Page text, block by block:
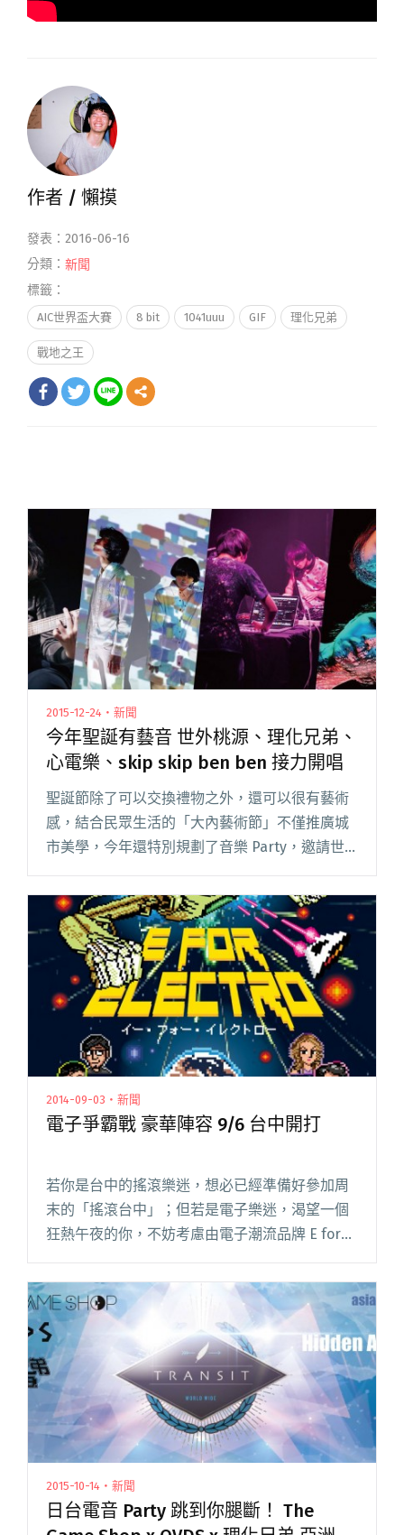
作者 / 懶摸
發表：2016-06-16
分類： 新聞
標籤：
AIC世界盃大賽 8 bit 1041uuu GIF 理化兄弟
戰地之王
2015-12-24・新聞
今年聖誕有藝音 世外桃源、理化兄弟、
心電樂、skip skip ben ben 接力開唱
聖誕節除了可以交換禮物之外，還可以很有藝術
感，結合民眾生活的「大內藝術節」不僅推廣城
市美學，今年還特別規劃了音樂 Party，邀請世
外桃源、理化兄弟、心電樂以及 skip skip ben
ben 於 12/26 本周六開唱，與大家度過一個閱讀
全文 "今年聖誕有藝音 世外桃源、理化兄弟、心
電樂、skip skip ben ben 接力開唱"
2014-09-03・新聞
電子爭霸戰 豪華陣容 9/6 台中開打
若你是台中的搖滾樂迷，想必已經準備好參加周
末的「搖滾台中」；但若是電子樂迷，渴望一個
狂熱午夜的你，不妨考慮由電子潮流品牌 E for
題派對。
2015-10-14・新聞
日台電音 Party 跳到你腿斷！ The